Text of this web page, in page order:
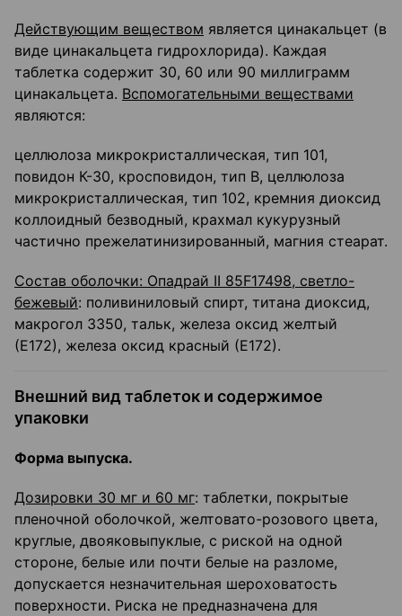
Действующим веществом является цинакальцет (в
виде цинакальцета гидрохлорида). Каждая
таблетка содержит 30, 60 или 90 миллиграмм
цинакальцета. Вспомогательными веществами
являются:
целлюлоза микрокристаллическая, тип 101,
повидон К-30, кросповидон, тип В, целлюлоза
микрокристаллическая, тип 102, кремния диоксид
коллоидный безводный, крахмал кукурузный
частично прежелатинизированный, магния стеарат.
Состав оболочки: Опадрай II 85F17498, светло-
бежевый: поливиниловый спирт, титана диоксид,
макрогол 3350, тальк, железа оксид желтый
(Е172), железа оксид красный (Е172).
Внешний вид таблеток и содержимое
упаковки
Форма выпуска.
Дозировки 30 мг и 60 мг: таблетки, покрытые
пленочной оболочкой, желтовато-розового цвета,
круглые, двояковыпуклые, с риской на одной
стороне, белые или почти белые на разломе,
допускается незначительная шероховатость
поверхности. Риска не предназначена для